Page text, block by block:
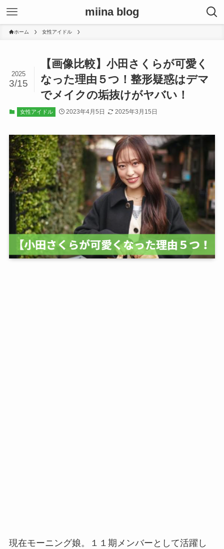
miina blog
ホーム 女性アイドル
【画像比較】小田さくらが可愛く
なった理由５つ！整形疑惑はデマ
でメイクの垢抜けがヤバい！
2025
3/15
女性アイドル 2023年4月5日 2025年3月15日
現在モーニング娘。１１期メンバーとして活躍し